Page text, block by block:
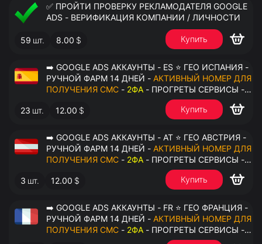
✅ ПРОЙТИ ПРОВЕРКУ РЕКЛАМОДАТЕЛЯ GOOGLE
ADS - ВЕРИФИКАЦИЯ КОМПАНИИ / ЛИЧНОСТИ
59 шт. 8.00 $ Купить
➡️ GOOGLE ADS АККАУНТЫ - ES ⭐ ГЕО ИСПАНИЯ -
РУЧНОЙ ФАРМ 14 ДНЕЙ - АКТИВНЫЙ НОМЕР ДЛЯ
ПОЛУЧЕНИЯ СМС - 2ФА - ПРОГРЕТЫ СЕРВИСЫ -
23 шт. 12.00 $ Купить
➡️ GOOGLE ADS АККАУНТЫ - AT ⭐ ГЕО АВСТРИЯ -
РУЧНОЙ ФАРМ 14 ДНЕЙ - АКТИВНЫЙ НОМЕР ДЛЯ
ПОЛУЧЕНИЯ СМС - 2ФА - ПРОГРЕТЫ СЕРВИСЫ -
3 шт. 12.00 $ Купить
➡️ GOOGLE ADS АККАУНТЫ - FR ⭐ ГЕО ФРАНЦИЯ -
РУЧНОЙ ФАРМ 14 ДНЕЙ - АКТИВНЫЙ НОМЕР ДЛЯ
ПОЛУЧЕНИЯ СМС - 2ФА - ПРОГРЕТЫ СЕРВИСЫ -